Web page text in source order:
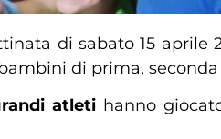
di sabato 15 aprile
di prima,
atletihanno